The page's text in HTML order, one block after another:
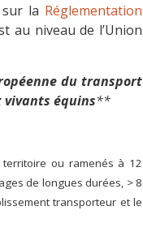
sur la Réglementation
au niveau de l’Union
du transport
équins**
ou ramenés à 12
de longues durées, > 8
transporteur et le